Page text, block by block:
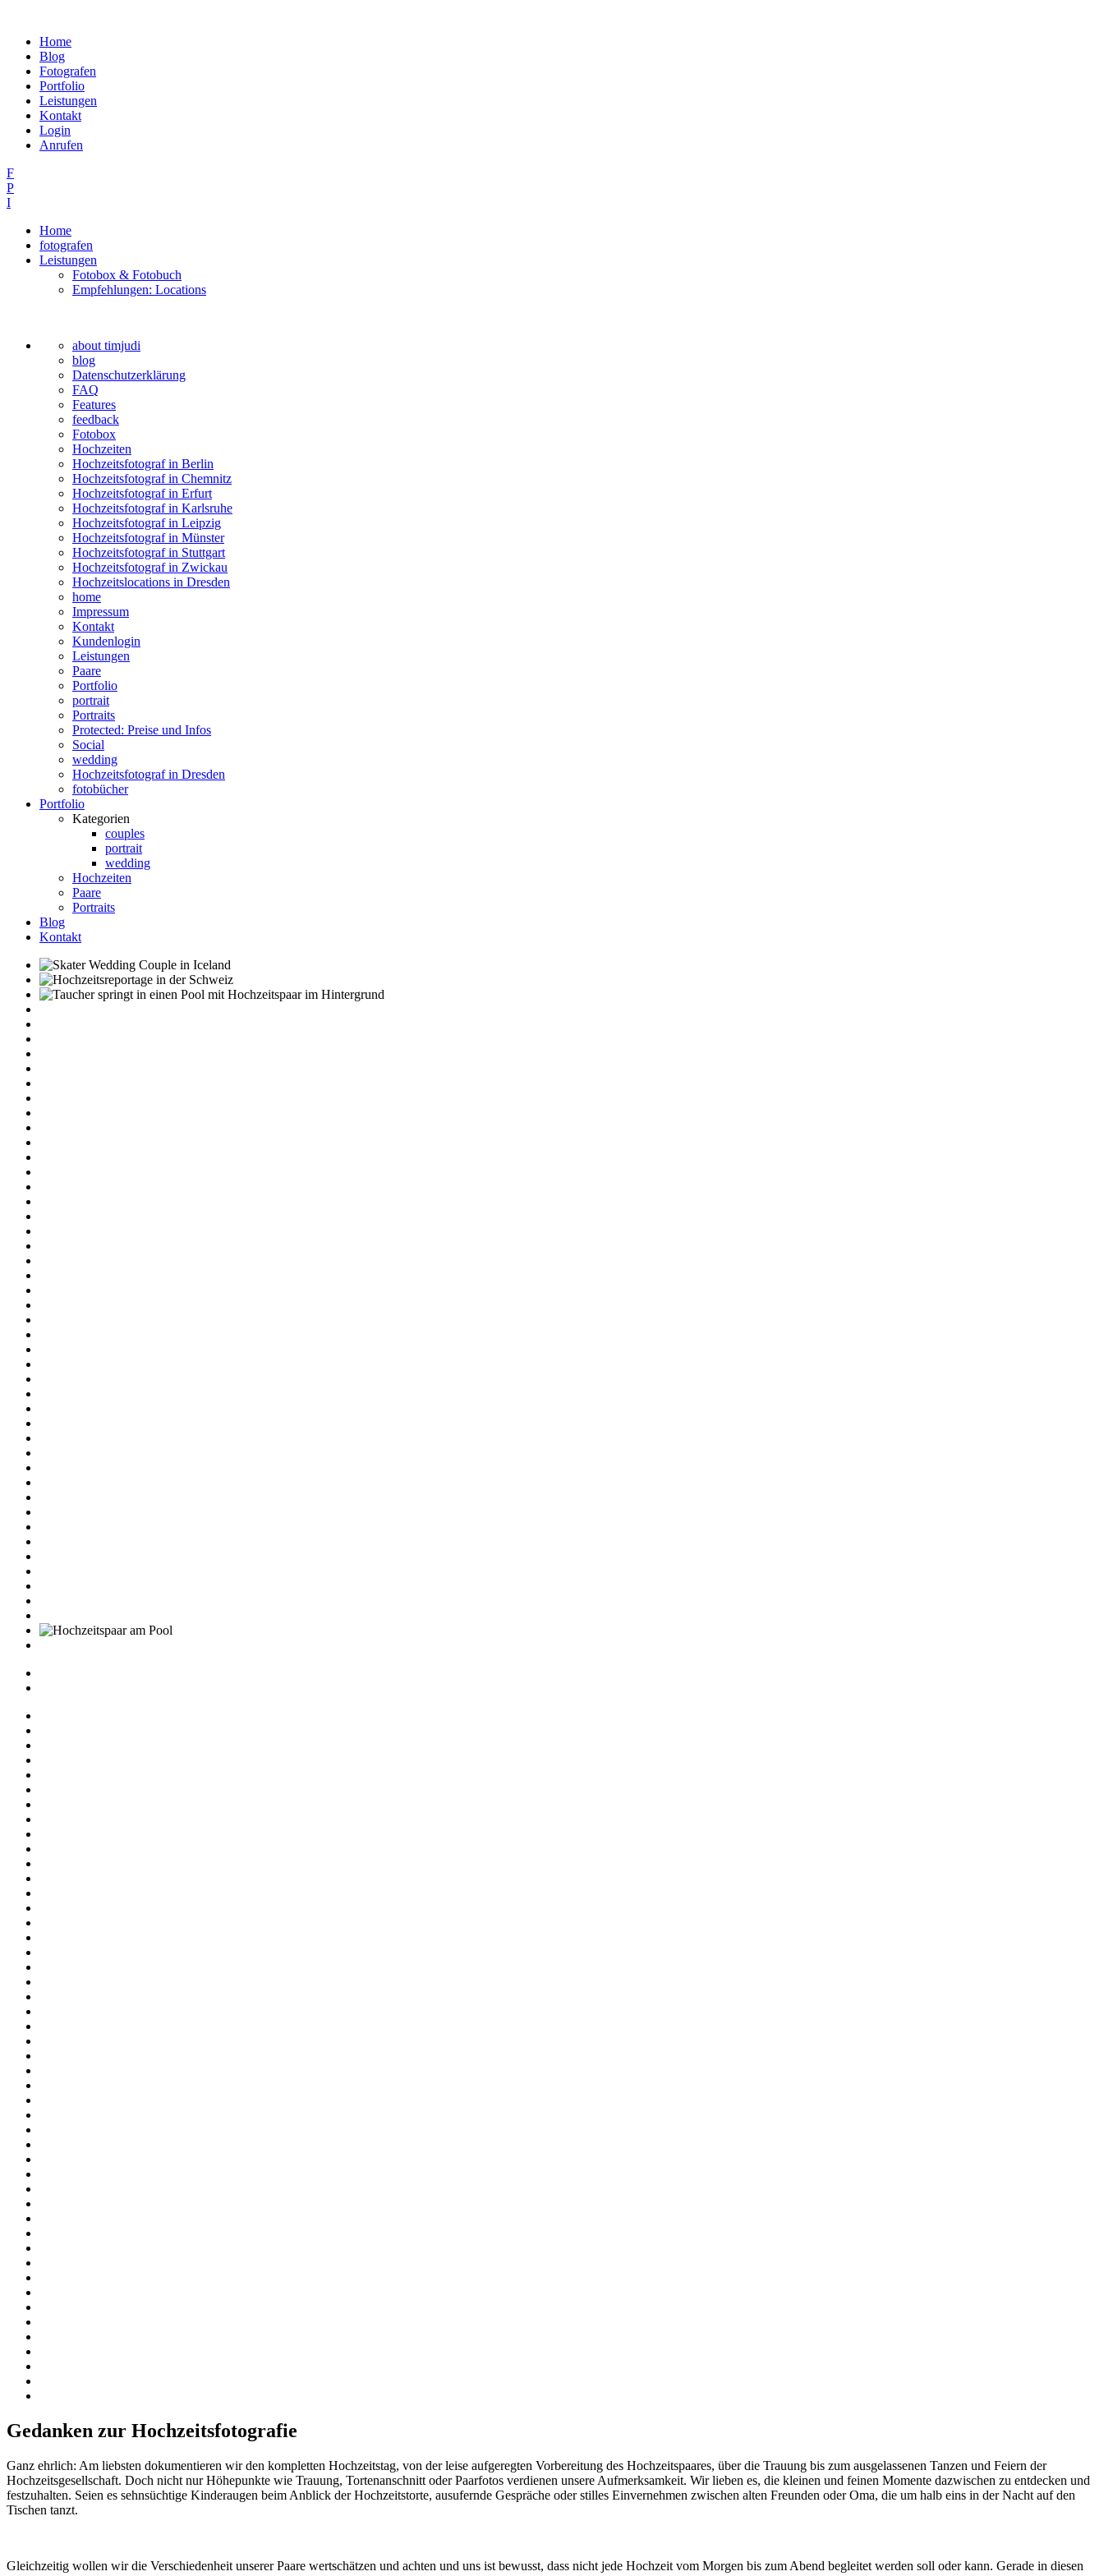
Home
Blog
Fotografen
Portfolio
Leistungen
Kontakt
Login
Anrufen
F
P
I
Home
fotografen
Leistungen
Fotobox & Fotobuch
Empfehlungen: Locations
about timjudi
blog
Datenschutzerklärung
FAQ
Features
feedback
Fotobox
Hochzeiten
Hochzeitsfotograf in Berlin
Hochzeitsfotograf in Chemnitz
Hochzeitsfotograf in Erfurt
Hochzeitsfotograf in Karlsruhe
Hochzeitsfotograf in Leipzig
Hochzeitsfotograf in Münster
Hochzeitsfotograf in Stuttgart
Hochzeitsfotograf in Zwickau
Hochzeitslocations in Dresden
home
Impressum
Kontakt
Kundenlogin
Leistungen
Paare
Portfolio
portrait
Portraits
Protected: Preise und Infos
Social
wedding
Hochzeitsfotograf in Dresden
fotobücher
Portfolio
Kategorien
couples
portrait
wedding
Hochzeiten
Paare
Portraits
Blog
Kontakt
Gedanken zur Hochzeitsfotografie
Ganz ehrlich: Am liebsten dokumentieren wir den kompletten Hochzeitstag, von der leise aufgeregten Vorbereitung des Hochzeitspaares, über die Trauung bis zum ausgelassenen Tanzen und Feiern der
Hochzeitsgesellschaft. Doch nicht nur Höhepunkte wie Trauung, Tortenanschnitt oder Paarfotos verdienen unsere Aufmerksamkeit. Wir lieben es, die kleinen und feinen Momente dazwischen zu entdecken und
festzuhalten. Seien es sehnsüchtige Kinderaugen beim Anblick der Hochzeitstorte, ausufernde Gespräche oder stilles Einvernehmen zwischen alten Freunden oder Oma, die um halb eins in der Nacht auf den
Tischen tanzt.
Gleichzeitig wollen wir die Verschiedenheit unserer Paare wertschätzen und achten und uns ist bewusst, dass nicht jede Hochzeit vom Morgen bis zum Abend begleitet werden soll oder kann. Gerade in diesen